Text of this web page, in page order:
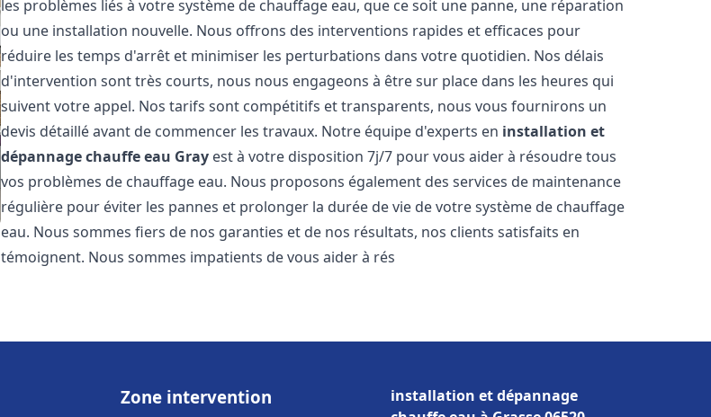
les problèmes liés à votre système de chauffage eau, que ce soit une panne, une réparation
ou une installation nouvelle. Nous offrons des interventions rapides et efficaces pour
réduire les temps d'arrêt et minimiser les perturbations dans votre quotidien. Nos délais
d'intervention sont très courts, nous nous engageons à être sur place dans les heures qui
suivent votre appel. Nos tarifs sont compétitifs et transparents, nous vous fournirons un
devis détaillé avant de commencer les travaux. Notre équipe d'experts en installation et
dépannage chauffe eau Gray est à votre disposition 7j/7 pour vous aider à résoudre tous
vos problèmes de chauffage eau. Nous proposons également des services de maintenance
régulière pour éviter les pannes et prolonger la durée de vie de votre système de chauffage
eau. Nous sommes fiers de nos garanties et de nos résultats, nos clients satisfaits en
témoignent. Nous sommes impatients de vous aider à rés
Zone intervention
installation et dépannage